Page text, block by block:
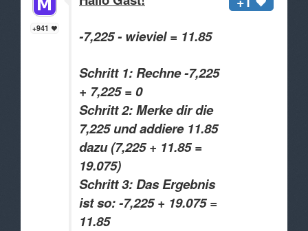
+941
-7,225 - wieviel = 11.85
Schritt 1: Rechne -7,225
+ 7,225 = 0
Schritt 2: Merke dir die
7,225 und addiere 11.85
dazu (7,225 + 11.85 =
19.075)
Schritt 3: Das Ergebnis
ist so: -7,225 + 19.075 =
11.85